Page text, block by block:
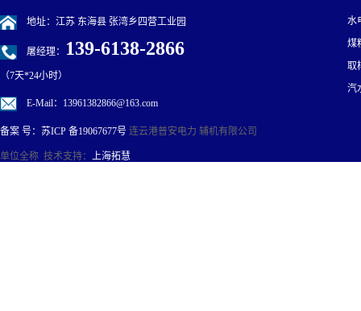
地址：江苏 东海县 张湾乡四营工业园
屠经理： 139-6138-2866
（7天*24小时）
E-Mail：13961382866@163.com
备案 号： 苏ICP 备19067677号 连云港普安电力 辅机有限公司
单位全称 技术支持：
上海拓慧
水
煤
取
汽